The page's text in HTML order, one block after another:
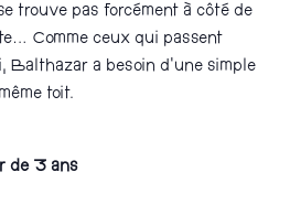
trouve pas forcément à côté de
Comme ceux qui passent
Balthazar a besoin d’une simple
toit.
de 3 ans